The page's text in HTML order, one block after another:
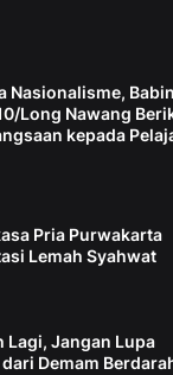
Nasionalisme,
Long Nawang
kepada
Pria Purwakarta
Lemah Syahwat
Lagi, Jangan Lupa
Demam